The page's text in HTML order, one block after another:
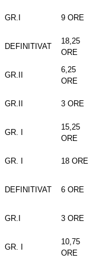
GR.I 9 ORE
DEFINITIVAT
18,25
ORE
GR.II
6,25
ORE
GR.II 3 ORE
GR. I
15,25
ORE
GR. I 18 ORE
DEFINITIVAT 6 ORE
GR.I 3 ORE
GR. I
10,75
ORE